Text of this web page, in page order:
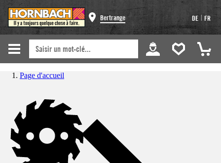
Bertrange DE | FR
Page d'accueil